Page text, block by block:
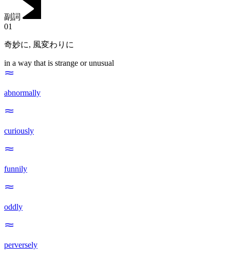
副詞
01
奇妙に, 風変わりに
in a way that is strange or unusual
abnormally
curiously
funnily
oddly
perversely